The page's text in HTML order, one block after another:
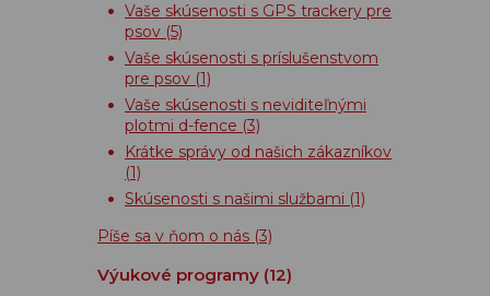
Vaše skúsenosti s GPS trackery pre
psov (5)
Vaše skúsenosti s príslušenstvom
pre psov (1)
Vaše skúsenosti s neviditeľnými
plotmi d-fence (3)
Krátke správy od našich zákazníkov
(1)
Skúsenosti s našimi službami (1)
Píše sa v ňom o nás (3)
Výukové programy (12)